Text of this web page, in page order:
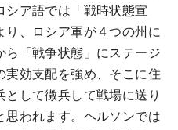
ア語では「戦時状態宣
、ロシア軍が４つの州に
「戦争状態」にステージ
実効支配を強め、そこに住
して徴兵して戦場に送り
われます。ヘルソンでは